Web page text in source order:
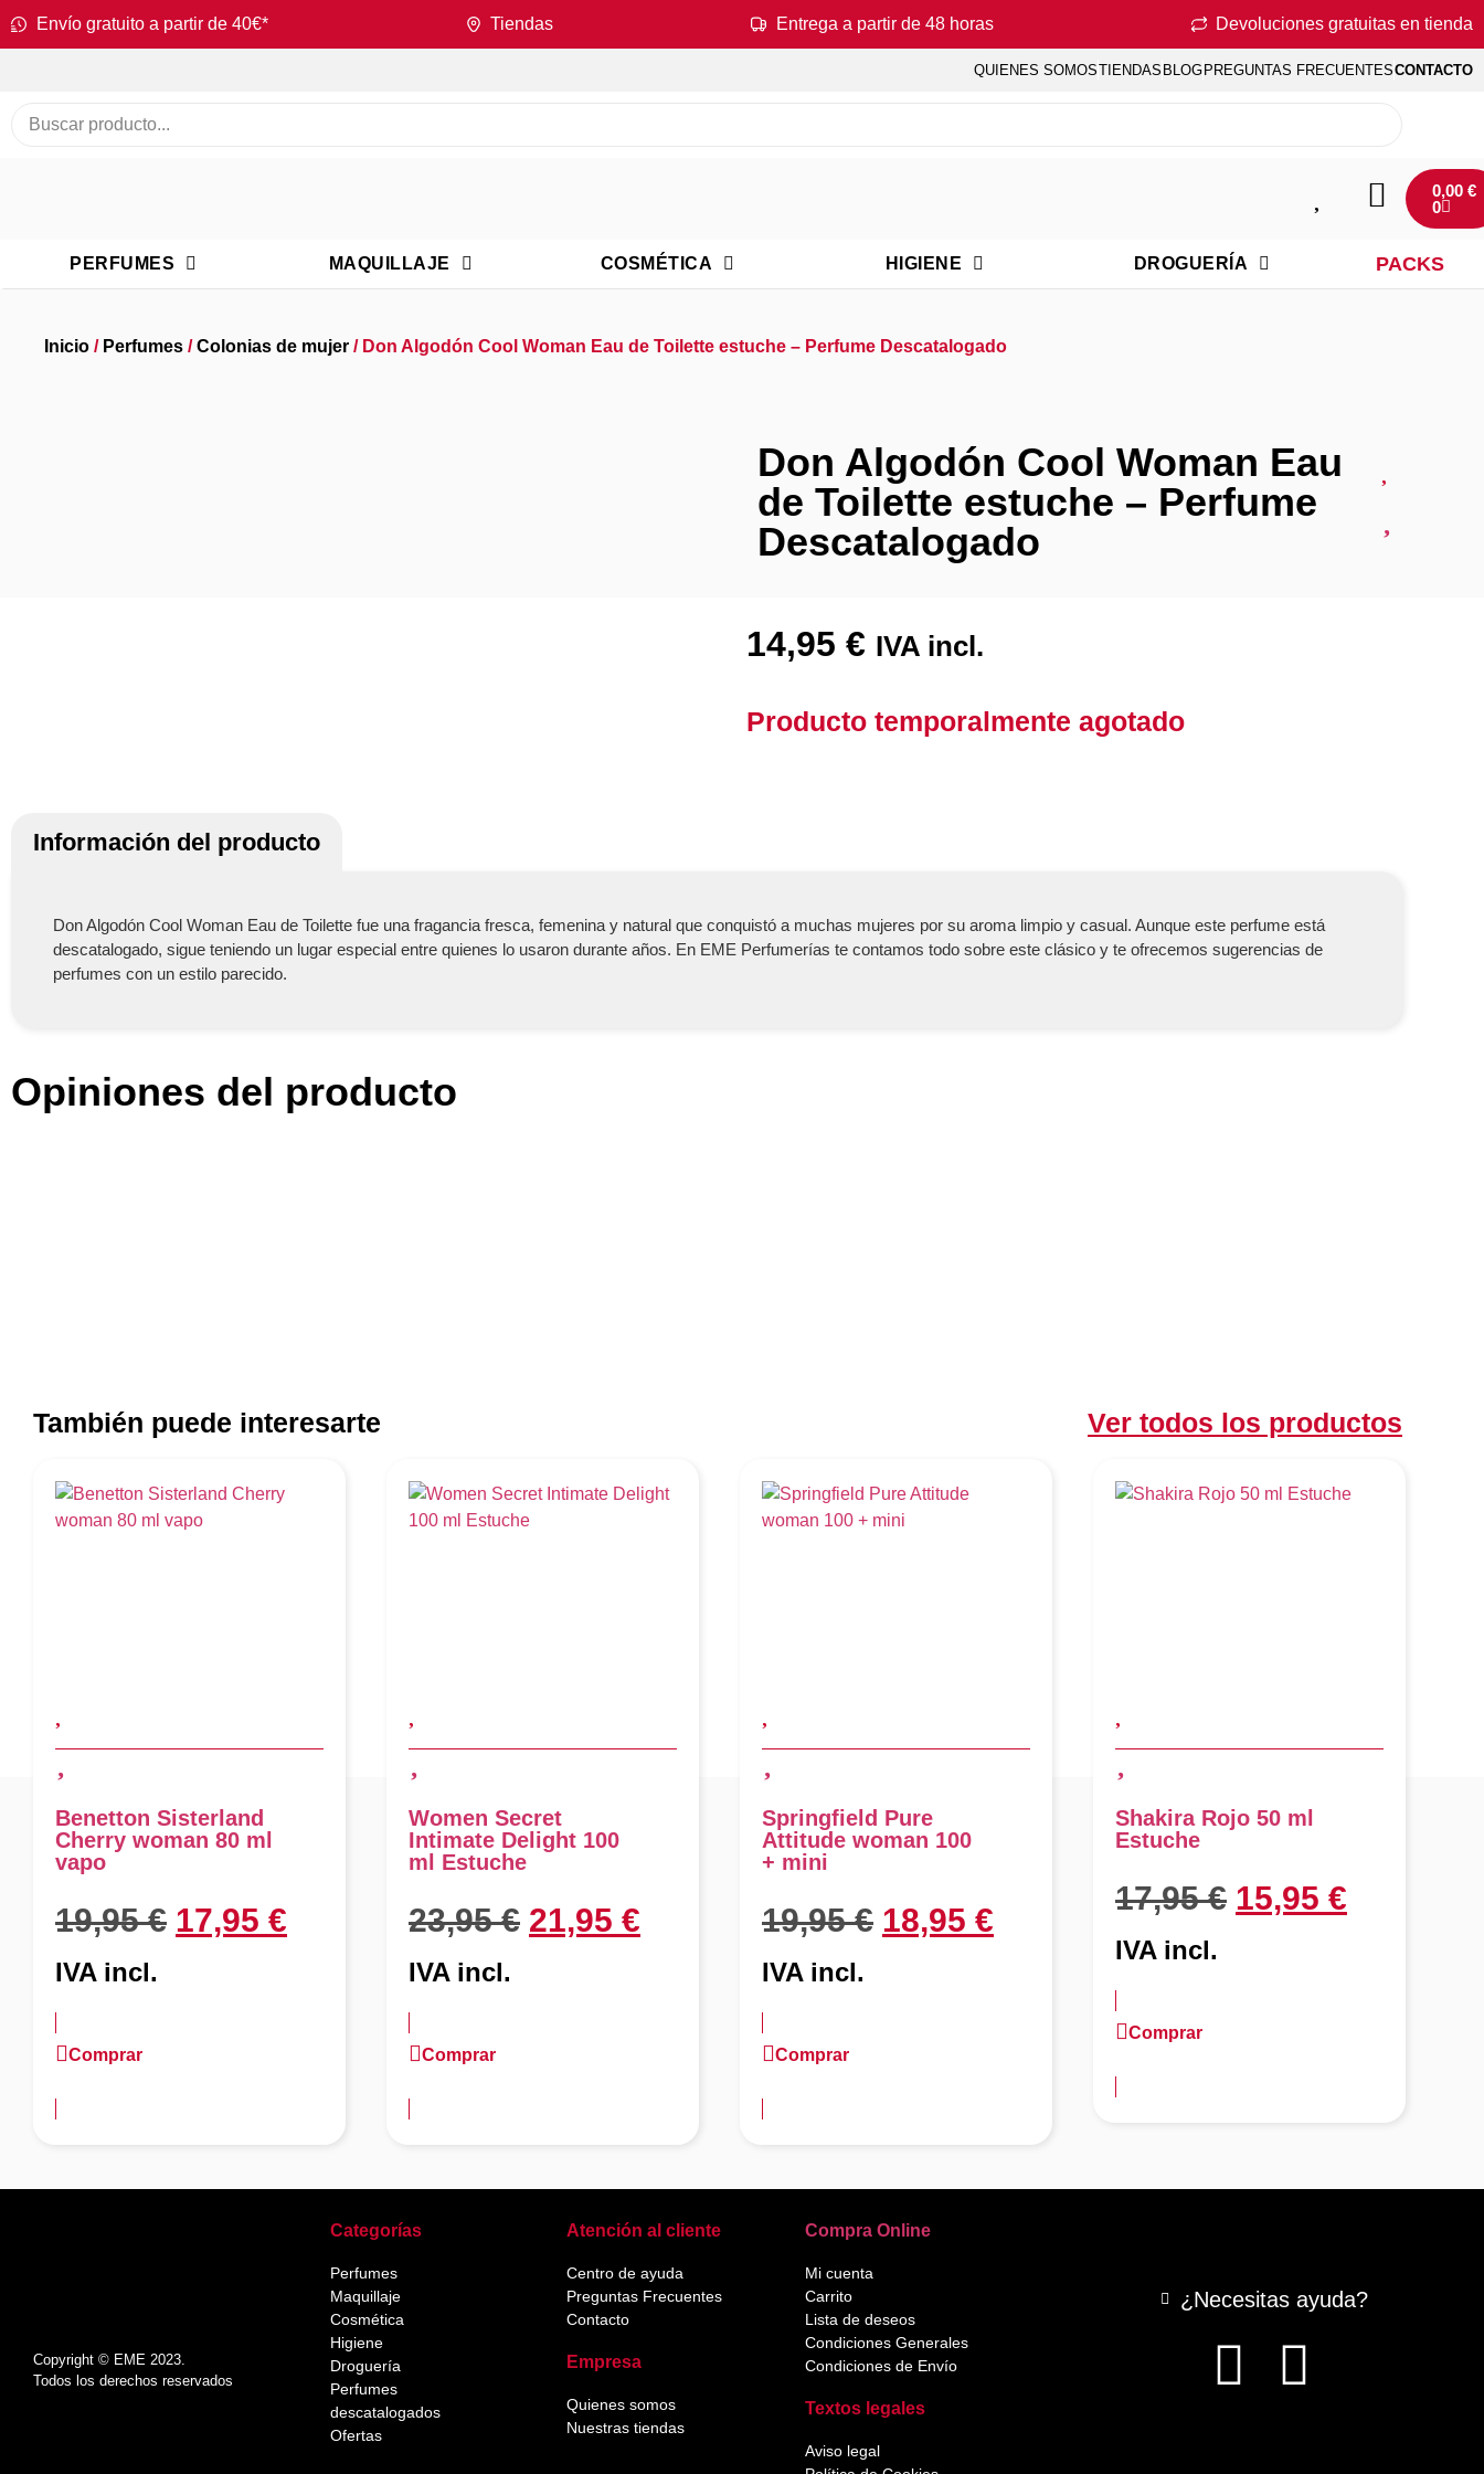
Envío gratuito a partir de 40€* Tiendas Entrega a partir de 48 horas Devoluciones gratuitas en tienda
QUIENES SOMOSTIENDAS BLOG PREGUNTAS FRECUENTESCONTACTO
0,00 €
0
PERFUMES MAQUILLAJE COSMÉTICA HIGIENE DROGUERÍA PACKS
Inicio / Perfumes /Colonias de mujer / Don Algodón Cool Woman Eau de Toilette estuche – Perfume Descatalogado
Don Algodón Cool Woman Eau
de Toilette estuche – Perfume
Descatalogado
14,95 € IVA incl.
Producto temporalmente agotado
Información del producto
Don Algodón Cool Woman Eau de Toilette fue una fragancia fresca, femenina y natural que conquistó a muchas mujeres por su aroma limpio y casual. Aunque este perfume está
descatalogado, sigue teniendo un lugar especial entre quienes lo usaron durante años. En EME Perfumerías te contamos todo sobre este clásico y te ofrecemos sugerencias de
perfumes con un estilo parecido.
Opiniones del producto
También puede interesarte Ver todos los productos
Benetton Sisterland
Cherry woman 80 ml
vapo
19,95€ 17,95 €
IVA incl.
Comprar
Women Secret
Intimate Delight 100
ml Estuche
23,95€ 21,95 €
IVA incl.
Comprar
Springfield Pure
Attitude woman 100
+ mini
19,95€ 18,95 €
IVA incl.
Comprar
Shakira Rojo 50 ml
Estuche
17,95€ 15,95 €
IVA incl.
Comprar
Copyright © EME 2023.
Todos los derechos reservados
Categorías
Perfumes
Maquillaje
Cosmética
Higiene
Droguería
Perfumes
descatalogados
Ofertas
Atención al cliente
Centro de ayuda
Preguntas Frecuentes
Contacto
Empresa
Quienes somos
Nuestras tiendas
Compra Online
Mi cuenta
Carrito
Lista de deseos
Condiciones Generales
Condiciones de Envío
Textos legales
Aviso legal
¿Necesitas ayuda?